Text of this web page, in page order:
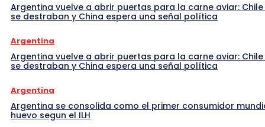
Argentina vuelve a abrir puertas para la carne aviar: Chile
se destraban y China espera una señal política
Argentina
Argentina vuelve a abrir puertas para la carne aviar: Chile
se destraban y China espera una señal política
Argentina
Argentina se consolida como el primer consumidor
huevo segun el ILH